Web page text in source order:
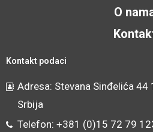
O
Kontakt podaci
Adresa: Stevana Sinđelića 44
Srbija
Telefon: +381 (0)15 72 79